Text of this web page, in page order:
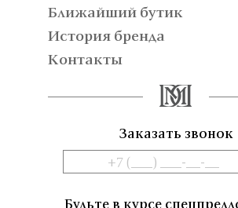
Ближайший бутик
История бренда
Контакты
Заказать звонок
Будьте в курсе